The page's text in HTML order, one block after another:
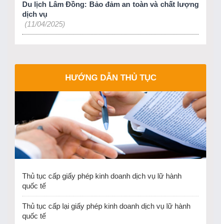
Du lịch Lâm Đồng: Bảo đảm an toàn và chất lượng
dịch vụ
(11/04/2025)
HƯỚNG DẪN THỦ TỤC
Thủ tục cấp giấy phép kinh doanh dịch vụ lữ hành
quốc tế
Thủ tục cấp lại giấy phép kinh doanh dịch vụ lữ hành
quốc tế